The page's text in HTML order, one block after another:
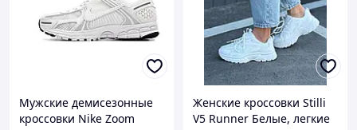
Мужские демисезонные
кроссовки Nike Zoom
Женские кроссовки Stilli
V5 Runner Белые, легкие